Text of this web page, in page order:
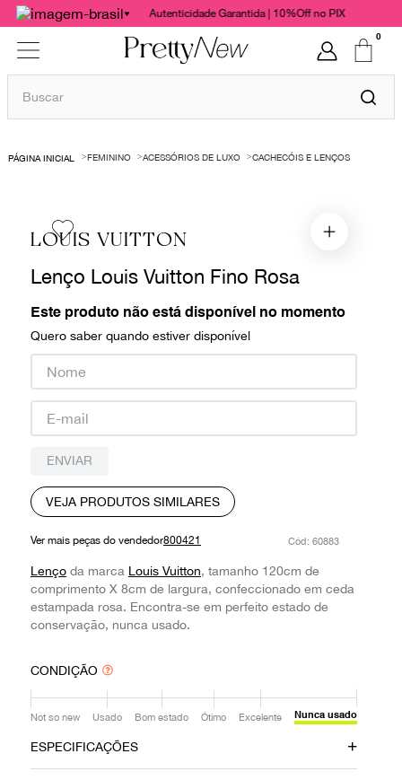
Autenticidade Garantida | 10%Off no PIX
0
Buscar
FEMININO ACESSÓRIOS DE LUXO CACHECÓIS E LENÇOS
LOUIS VUITTON
Lenço Louis Vuitton Fino Rosa
Este produto não está disponível no momento
Quero saber quando estiver disponível
ENVIAR
VEJA PRODUTOS SIMILARES
Ver mais peças do vendedor800421 : 60883
Lenço da marca Louis Vuitton, tamanho 120cm de
comprimento X 8cm de largura, confeccionado em ceda
estampada rosa. Encontra-se em perfeito estado de
conservação, nunca usado.
CONDIÇÃO
Not so new Usado Bom estado Ótimo Excelente Nunca usado
ESPECIFICAÇÕES
1º
bolsas
chanel
valentino
paula raia
burberry
louis vuitton